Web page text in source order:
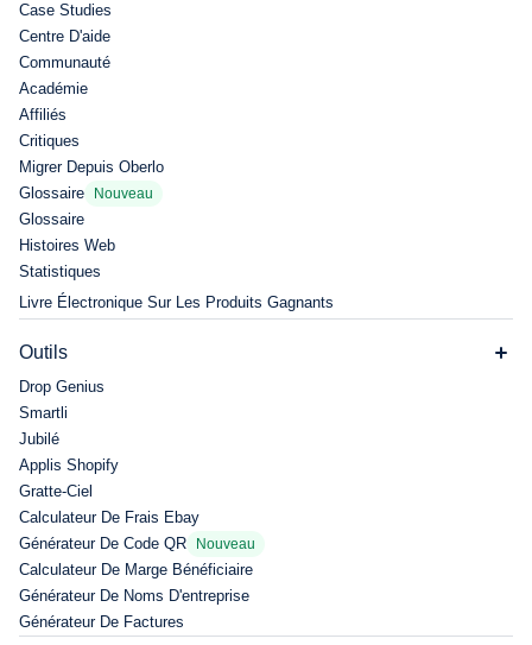
Case Studies
Centre D'aide
Communauté
Académie
Affiliés
Critiques
Migrer Depuis Oberlo
Glossaire
Nouveau
Glossaire
Histoires Web
Statistiques
Livre Électronique Sur Les Produits Gagnants
Outils
Drop Genius
Smartli
Jubilé
Applis Shopify
Gratte-Ciel
Calculateur De Frais Ebay
Générateur De Code QR
Nouveau
Calculateur De Marge Bénéficiaire
Générateur De Noms D'entreprise
Générateur De Factures